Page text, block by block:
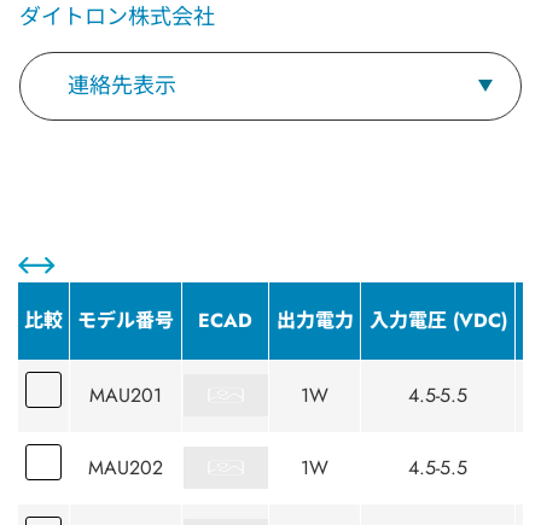
ダイトロン株式会社
連絡先表示
比較 モデル番号 ECAD 出力電力 入力電圧 (VDC)
MAU201 1W 4.5-5.5
MAU202 1W 4.5-5.5